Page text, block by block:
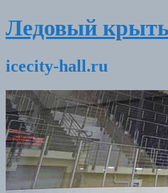
Ледовый
icecity-hall.ru